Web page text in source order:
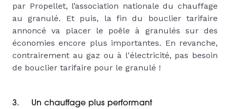
par Propellet, l’association nationale du chauffage
au granulé. Et puis, la fin du bouclier tarifaire
annoncé va placer le poêle à granulés sur des
économies encore plus importantes. En revanche,
contrairement au gaz ou à l'électricité, pas besoin
de bouclier tarifaire pour le granulé !
3. Un chauffage plus performant